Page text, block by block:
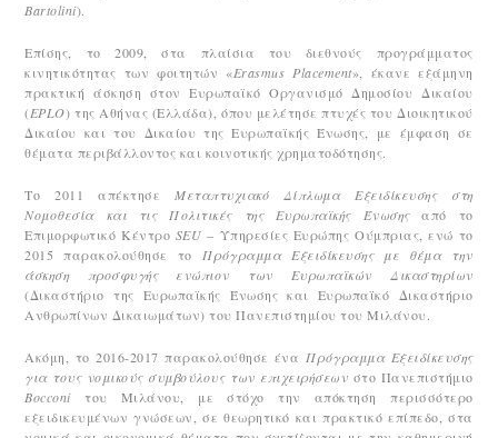
Bartolini).
Επίσης, το 2009, στα πλαίσια του διεθνούς προγράμματος
κινητικότητας των φοιτητών «Erasmus Placement», έκανε εξάμηνη
πρακτική άσκηση στον Ευρωπαϊκό Οργανισμό Δημοσίου Δικαίου
(EPLO) της Αθήνας (Ελλάδα), όπου μελέτησε πτυχές του Διοικητικού
Δικαίου και του Δικαίου της Ευρωπαϊκής Ένωσης, με έμφαση σε
θέματα περιβάλλοντος και κοινοτικής χρηματοδότησης.
Το 2011 απέκτησε Μεταπτυχιακό Δίπλωμα Εξειδίκευσης στη
Νομοθεσία και τις Πολιτικές της Ευρωπαϊκής Ένωσηςαπό το
Επιμορφωτικό Κέντρο SEU – Υπηρεσίες Ευρώπης Ούμπριας, ενώ το
2015 παρακολούθησε το Πρόγραμμα Εξειδίκευσης με θέμα την
άσκηση προσφυγής ενώπιον των Ευρωπαϊκών Δικαστηρίων
(Δικαστήριο της Ευρωπαϊκής Ένωσης και Ευρωπαϊκό Δικαστήριο
Ανθρωπίνων Δικαιωμάτων) του Πανεπιστημίου του Μιλάνου.
Ακόμη, το 2016-2017 παρακολούθησε ένα Πρόγραμμα Εξειδίκευσης
για τους νομικούς συμβούλους των επιχειρήσεων στο Πανεπιστήμιο
Bocconi του Μιλάνου, με στόχο την απόκτηση περισσότερο
εξειδικευμένων γνώσεων, σε θεωρητικό και πρακτικό επίπεδο, στα